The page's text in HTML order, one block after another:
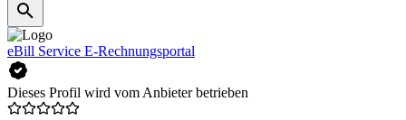
eBill Service E-Rechnungsportal
Dieses Profil wird vom Anbieter betrieben